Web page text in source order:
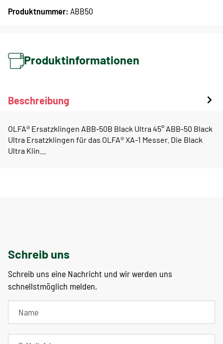
Produktnummer: ABB50
Produktinformationen
Beschreibung
OLFA® Ersatzklingen ABB-50B Black Ultra 45° ABB-50 Black
Ultra Ersatzklingen für das OLFA® XA-1 Messer. Die Black
Ultra Klin…
Schreib uns
Schreib uns eine Nachricht und wir werden uns
schnellstmöglich melden.